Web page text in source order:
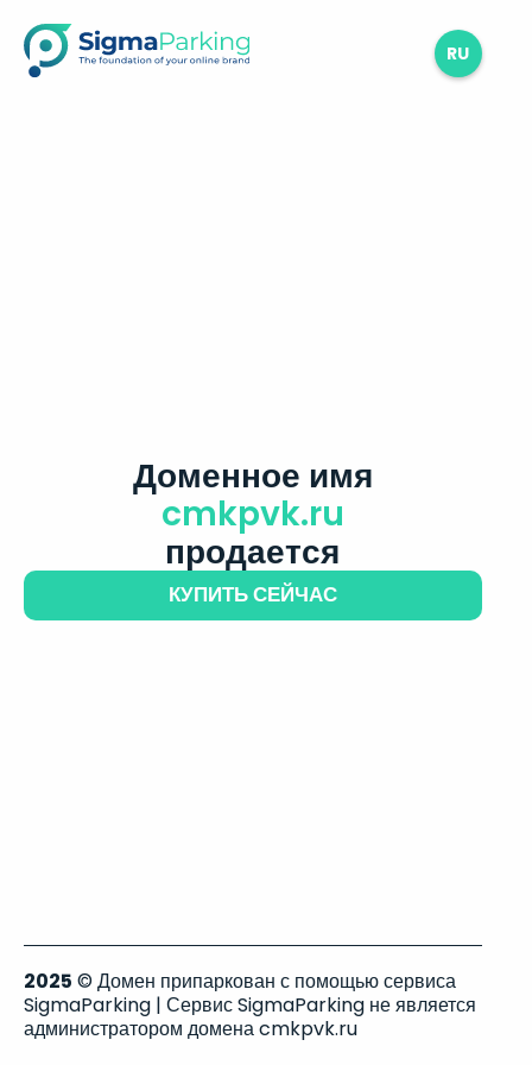
RU
Доменное имя
cmkpvk.ru
продается
КУПИТЬ СЕЙЧАС
2025 © Домен припаркован с помощью сервиса
SigmaParking | Сервис SigmaParking не является
администратором домена cmkpvk.ru